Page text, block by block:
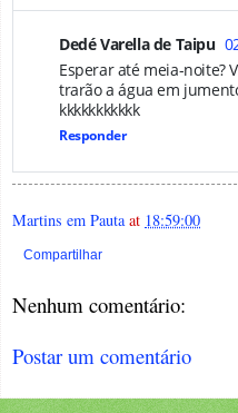
Dedé Varella de Taipu
Esperar até meia-noite?
trarão a água em
kkkkkkkkkkk
Responder
Martins em Pauta at 18:59:00
Compartilhar
Nenhum comentário:
Postar um comentário